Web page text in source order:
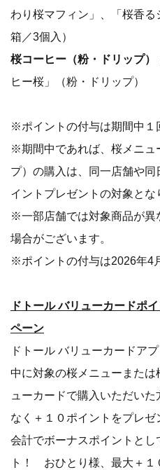
わり桜マフィン」、「桜香
箱／3個入）
桜コーヒー（粉・ドリップ）
ヒー桜」（粉・ドリップ）
※ポイントの付与は期間中１
※期間中であれば、桜メニュ
プ）の購入は、同一店舗や
イントプレゼントの対象とな
※一部店舗では対象商品が異
場合がございます。
※ポイントの付与は2026年4
ドトール バリューカードポ
ペーン
ドトール バリューカードア
中に対象の桜メニューまたは
ューカードで購入いただい
なく＋１０ポイントをプレ
会計でボーナスポイントと
ト！ おひとり様、最大＋１